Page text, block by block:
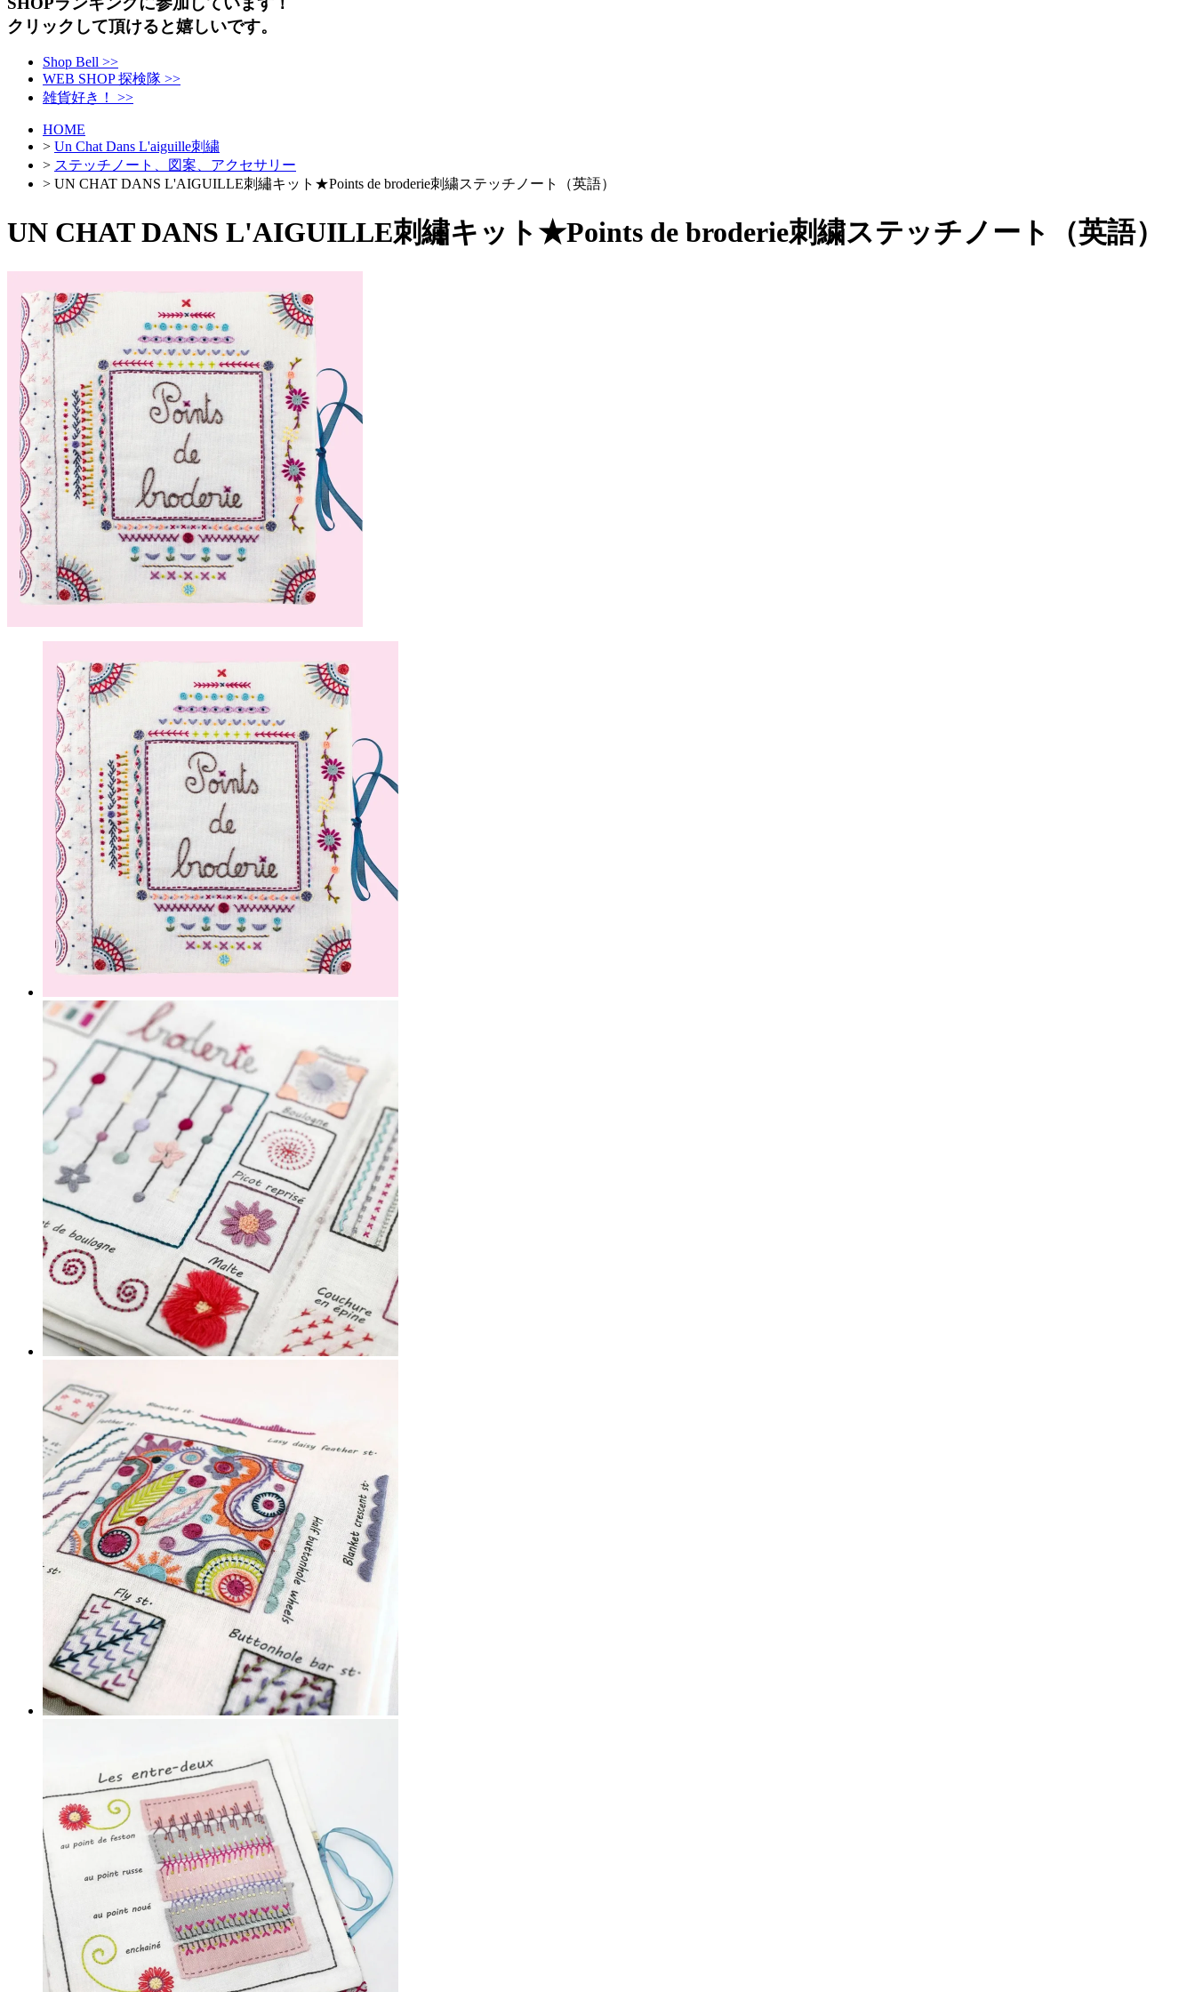
クリックして頂けると嬉しいです。
Shop Bell >>
WEB SHOP 探検隊 >>
雑貨好き！ >>
HOME
> Un Chat Dans L'aiguille刺繍
> ステッチノート、図案、アクセサリー
> UN CHAT DANS L'AIGUILLE刺繡キット★Points de broderie刺繍ステッチノート（英語）
UN CHAT DANS L'AIGUILLE刺繡キット★Points de broderie刺繍ステッチノート（英語）